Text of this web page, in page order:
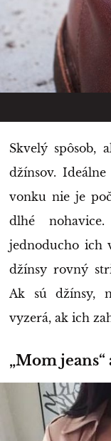
Skvelý spôsob,
džínsov.
vonku nie je
dlhé
jednoducho ich
džínsy rovný
Ak sú džínsy,
vyzerá, ak ich
„Mom